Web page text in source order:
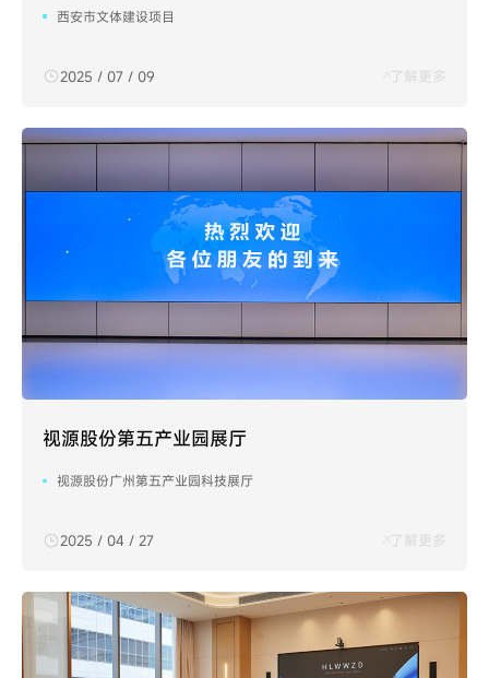
西安市文体建设项目
2025 / 07 / 09 了解更多
视源股份第五产业园展厅
视源股份广州第五产业园科技展厅
2025 / 04 / 27 了解更多